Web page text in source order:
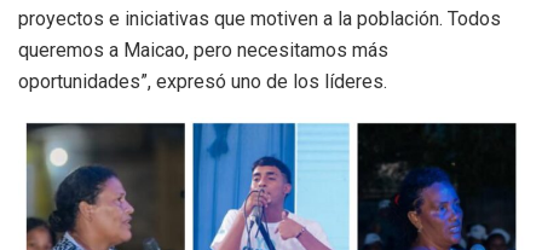
proyectos e iniciativas que motiven a la población. Todos
queremos a Maicao, pero necesitamos más
oportunidades”, expresó uno de los líderes.